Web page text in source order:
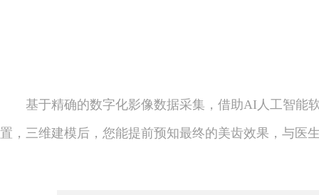
基于精确的数字化影像数据采集，借助AI人工智能
置，三维建模后，您能提前预知最终的美齿效果，与医